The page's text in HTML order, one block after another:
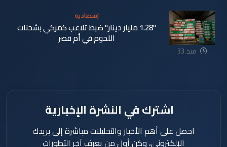
منذ 33
إقتصادية
"1.28 مليار دينار" ضبط تلاعب كمركي بشحنات
اللحوم في أم قصر
اشترك في النشرة الإخبارية
احصل على أهم الأخبار والتحليلات مباشرة إلى بريدك
الإلكتروني، وكن أول من يعرف آخر التطورات